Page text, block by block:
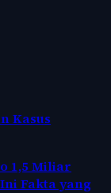
Kasus
1,5 Miliar
Fakta yang